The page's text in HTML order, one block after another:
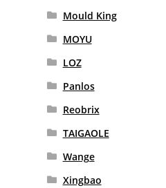
Mould King
MOYU
LOZ
Panlos
Reobrix
TAIGAOLE
Wange
Xingbao